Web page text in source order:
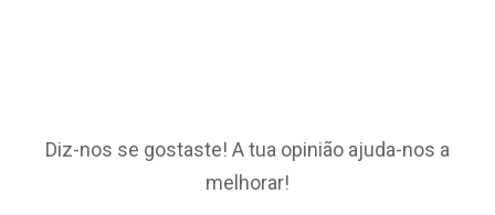
Diz-nos se gostaste! A tua opinião ajuda-nos a
melhorar!